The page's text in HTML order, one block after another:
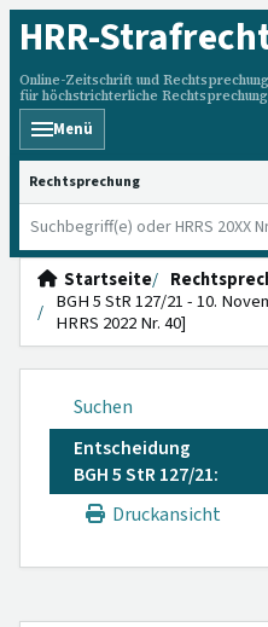
HRR-
Online-Zeitschrift und
für höchstrichterliche
Menü
HRRS durchsuchen
Startseite
BGH 5 StR 127/21 - 10.
HRRS 2022 Nr. 40]
Suchen
Entscheidung
BGH 5 StR 127/21:
Druckansicht